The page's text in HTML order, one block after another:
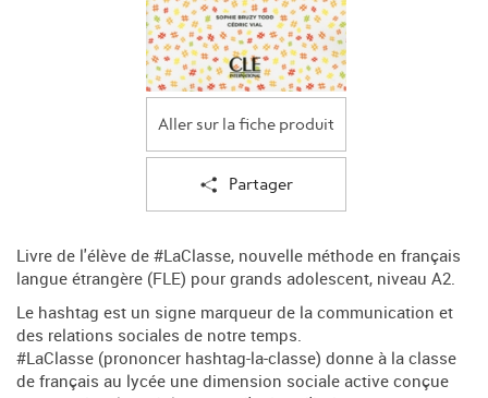
Aller sur la fiche produit
Partager
Livre de l'élève de #LaClasse, nouvelle méthode en français
langue étrangère (FLE) pour grands adolescent, niveau A2.
Le hashtag est un signe marqueur de la communication et
des relations sociales de notre temps.
#LaClasse (prononcer hashtag-la-classe) donne à la classe
de français au lycée une dimension sociale active conçue